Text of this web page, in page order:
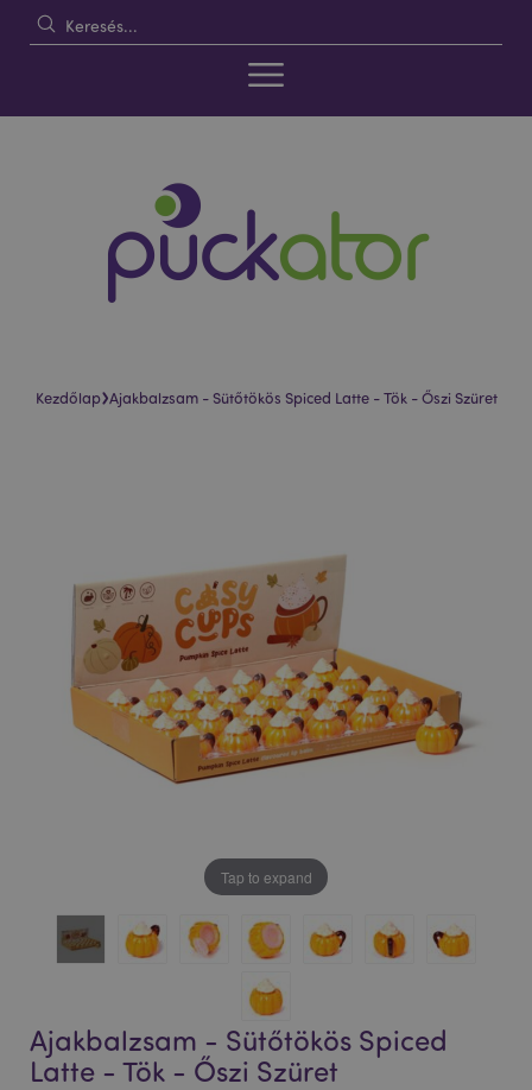
Kezdőlap›Ajakbalzsam - Sütőtökös Spiced Latte - Tök - Őszi Szüret
Tap to expand
Ajakbalzsam - Sütőtökös Spiced
Latte - Tök - Őszi Szüret